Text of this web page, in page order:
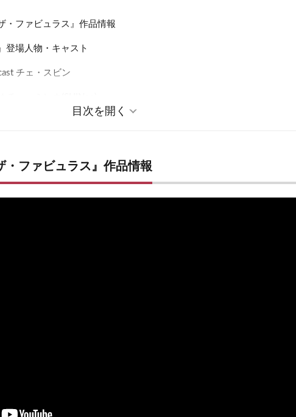
・ファビュラス』作品情報
登場人物・キャスト
チェ・スビン
評価
・ファビュラス』作品情報